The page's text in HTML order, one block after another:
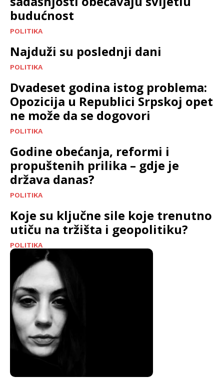
budućnost
POLITIKA
Najduži su poslednji dani
POLITIKA
Dvadeset godina istog problema:
Opozicija u Republici Srpskoj opet
ne može da se dogovori
POLITIKA
Godine obećanja, reformi i
propuštenih prilika – gdje je
država danas?
POLITIKA
Koje su ključne sile koje trenutno
utiču na tržišta i geopolitiku?
POLITIKA